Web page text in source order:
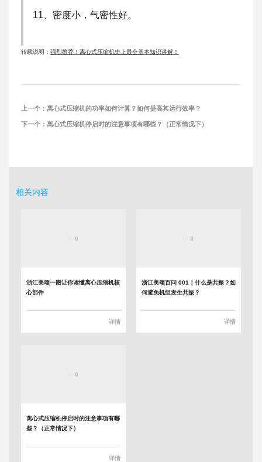
11、密度小，气密性好。
转载说明： 强烈推荐！离心式压缩机史上最全基本知识讲解！
上一个： 离心式压缩机的功率如何计算？如何提高其运行效率？
下一个： 离心式压缩机停启时的注意事项有哪些？（正常情况下）
相关内容
浙江美颂一图让你读懂离心压缩机核
心部件
详情
浙江美颂百问 001｜什么是共振？如
何避免机组发生共振？
详情
离心式压缩机停启时的注意事项有哪
些？（正常情况下）
详情